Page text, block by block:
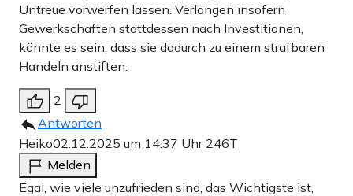
Untreue vorwerfen lassen. Verlangen insofern
Gewerkschaften stattdessen nach Investitionen,
könnte es sein, dass sie dadurch zu einem strafbaren
Handeln anstiften.
2
Antworten
Heiko02.12.2025 um 14:37 Uhr 246T
Melden
Egal, wie viele unzufrieden sind, das Wichtigste ist,